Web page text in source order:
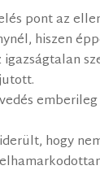
pont az
hiszen
hogy